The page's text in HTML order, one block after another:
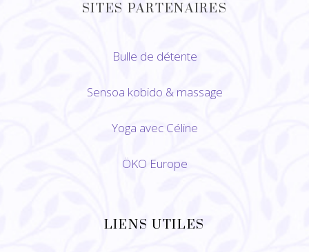
SITES PARTENAIRES
Bulle de détente
Sensoa kobido &massage
Yoga avec Céline
ÖKO Europe
LIENS UTILES